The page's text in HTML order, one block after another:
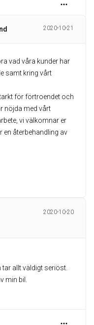
2020-10-21
vad våra kunder har
samt kring vårt
för förtroendet och
nöjda med vårt
vi välkomnar er
en återbehandling av
2020-10-20
allt väldigt seriöst.
min bil.